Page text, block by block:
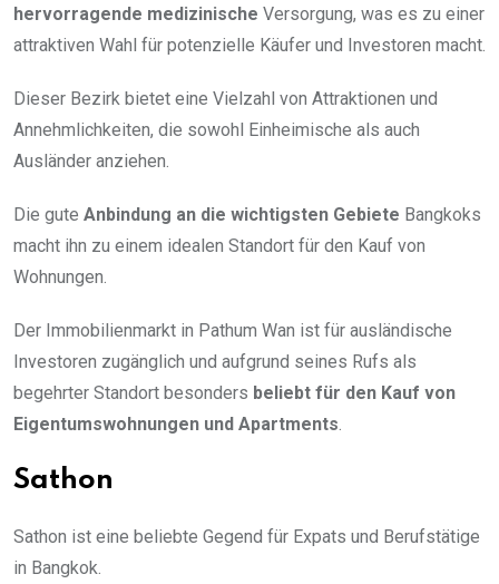
hervorragende medizinische Versorgung, was es zu einer
attraktiven Wahl für potenzielle Käufer und Investoren macht.
Dieser Bezirk bietet eine Vielzahl von Attraktionen und
Annehmlichkeiten, die sowohl Einheimische als auch
Ausländer anziehen.
Die gute Anbindung an die wichtigsten Gebiete Bangkoks
macht ihn zu einem idealen Standort für den Kauf von
Wohnungen.
Der Immobilienmarkt in Pathum Wan ist für ausländische
Investoren zugänglich und aufgrund seines Rufs als
begehrter Standort besonders beliebt für den Kauf von
Eigentumswohnungen und Apartments
Sathon
Sathon ist eine beliebte Gegend für Expats und Berufstätige
in Bangkok.